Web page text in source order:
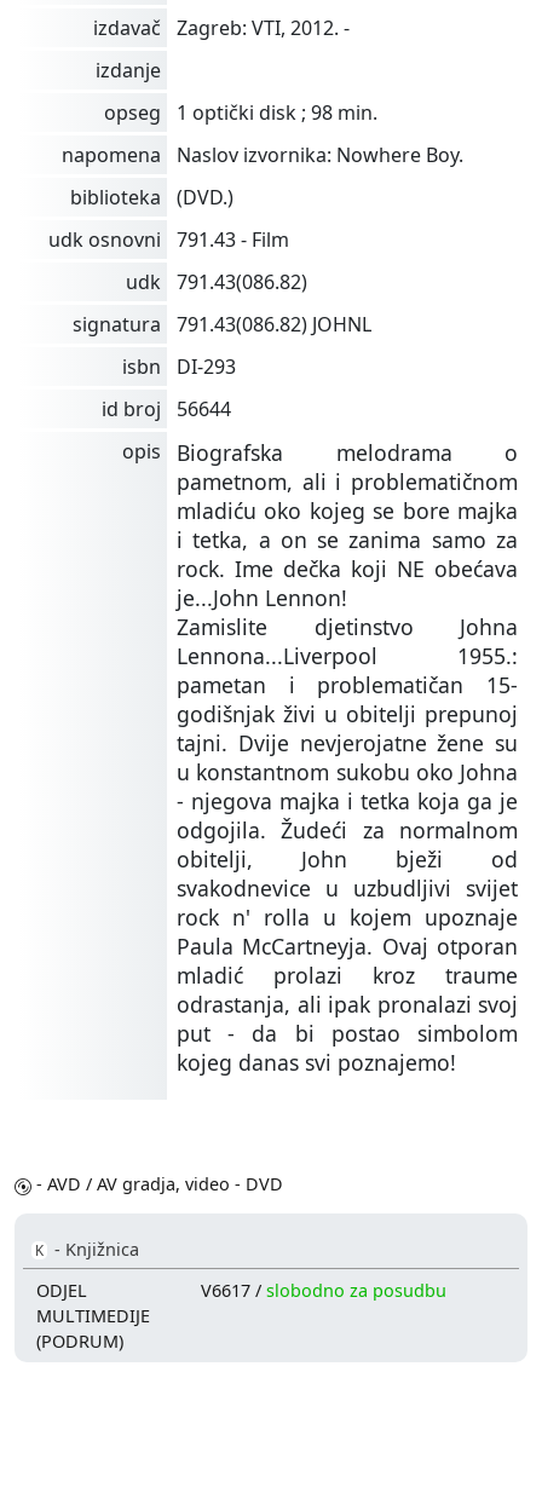
izdavač
Zagreb: VTI, 2012. -
izdanje
opseg
1 optički disk ; 98 min.
napomena
Naslov izvornika: Nowhere Boy.
biblioteka
(DVD.)
udk osnovni
791.43 - Film
udk 791.43(086.82)
signatura
791.43(086.82) JOHNL
isbn
DI-293
id broj
56644
opis
Biografska melodrama o
pametnom, ali i problematičnom
mladiću oko kojeg se bore majka
i tetka, a on se zanima samo za
rock. Ime dečka koji NE obećava
je...John Lennon!
Zamislite djetinstvo Johna
Lennona...Liverpool 1955.:
pametan i problematičan 15-
godišnjak živi u obitelji prepunoj
tajni. Dvije nevjerojatne žene su
u konstantnom sukobu oko Johna
- njegova majka i tetka koja ga je
odgojila. Žudeći za normalnom
obitelji, John bježi od
svakodnevice u uzbudljivi svijet
rock n' rolla u kojem upoznaje
Paula McCartneyja. Ovaj otporan
mladić prolazi kroz traume
odrastanja, ali ipak pronalazi svoj
put - da bi postao simbolom
kojeg danas svi poznajemo!
- AVD / AV gradja, video - DVD
K - Knjižnica
ODJEL
MULTIMEDIJE
(PODRUM)
V6617 /slobodno za posudbu